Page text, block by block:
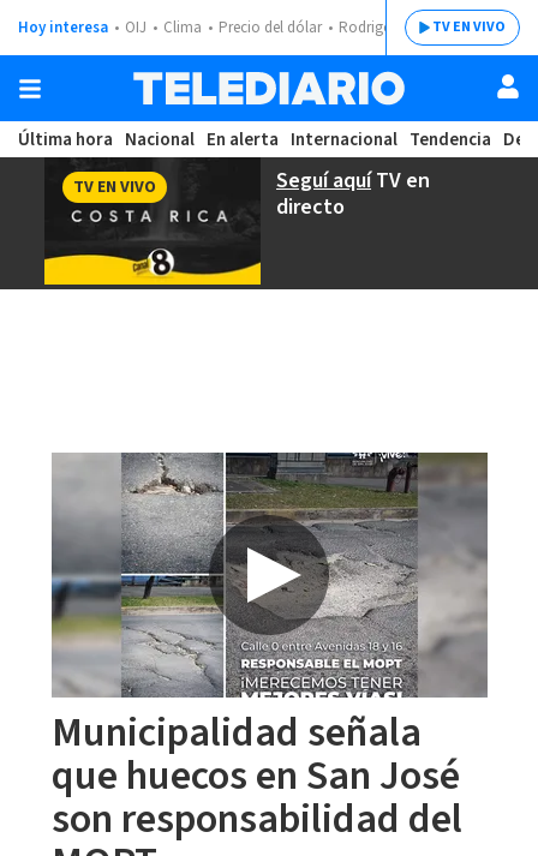
Hoy interesa OIJ Clima Precio del dólar Rodrigo ChavesTV EN VIVO
Última hora Nacional En alerta Internacional Tendencia
Seguí aquíTV en
directo
TV EN VIVO
Municipalidad señala
que huecos en San José
son responsabilidad del